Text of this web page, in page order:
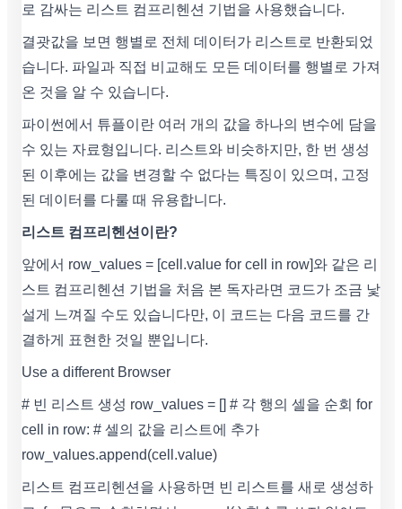
로 감싸는 리스트 컴프리헨션 기법을 사용했습니다.
결괏값을 보면 행별로 전체 데이터가 리스트로 반환되었
습니다. 파일과 직접 비교해도 모든 데이터를 행별로 가져
온 것을 알 수 있습니다.
파이썬에서 튜플이란 여러 개의 값을 하나의 변수에 담을
수 있는 자료형입니다. 리스트와 비슷하지만, 한 번 생성
된 이후에는 값을 변경할 수 없다는 특징이 있으며, 고정
된 데이터를 다룰 때 유용합니다.
리스트 컴프리헨션이란?
앞에서 row_values = [cell.value for cell in row]와 같은 리
스트 컴프리헨션 기법을 처음 본 독자라면 코드가 조금 낯
설게 느껴질 수도 있습니다만, 이 코드는 다음 코드를 간
결하게 표현한 것일 뿐입니다.
Use a different Browser
# 빈 리스트 생성 row_values = [] # 각 행의 셀을 순회 for
cell in row: # 셀의 값을 리스트에 추가
row_values.append(cell.value)
리스트 컴프리헨션을 사용하면 빈 리스트를 새로 생성하